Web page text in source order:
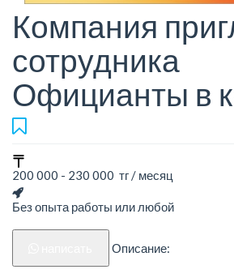
Компания
сотрудника
Официанты в
200 000 - 230 000 тг / месяц
Без опыта работы или любой
Описание: